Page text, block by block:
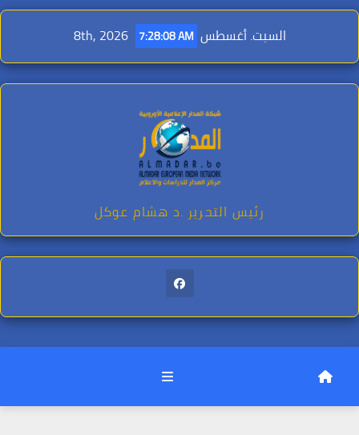
Skip
content
السبت. أغسطس 8th, 2026 7:28:10 AM
رئيس التحرير .د هشام عوكل